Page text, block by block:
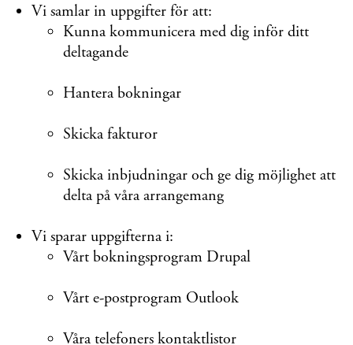
Vi samlar in uppgifter för att:
Kunna kommunicera med dig inför ditt
deltagande
Hantera bokningar
Skicka fakturor
Skicka inbjudningar och ge dig möjlighet att
delta på våra arrangemang
Vi sparar uppgifterna i:
Vårt bokningsprogram Drupal
Vårt e-postprogram Outlook
Våra telefoners kontaktlistor